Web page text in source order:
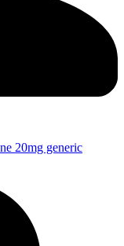
20mg generic